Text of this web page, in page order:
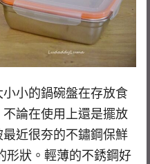
小的鍋碗盤在存放食
論在使用上還是擺放
近很夯的不鏽鋼保鮮
形狀。輕薄的不銹鋼好